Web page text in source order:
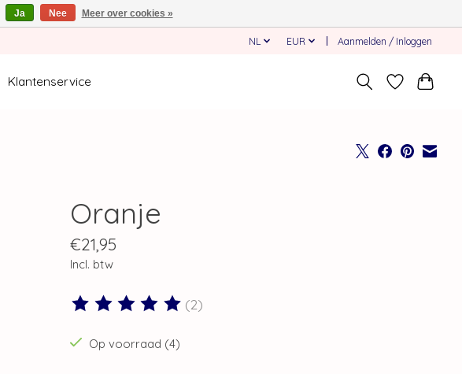
NL EUR Aanmelden / Inloggen
Klantenservice
Oranje
€21,95
Incl. btw
De beoordeling van dit product is
(2)
Op voorraad (4)
Ja Nee Meer over cookies »